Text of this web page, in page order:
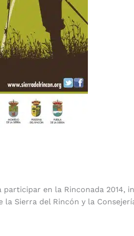
en la Rinconada 2014,
Sierra del Rincón y la